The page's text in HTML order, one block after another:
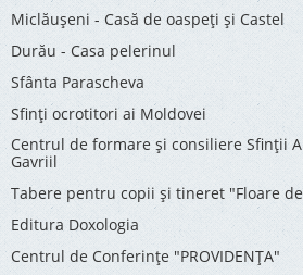
Miclăușeni - Casă de oaspeţi şi Castel
Durău - Casa pelerinul
Sfânta Parascheva
Sfinți ocrotitori ai Moldovei
Centrul de formare și consiliere Sfinții
Gavriil
Tabere pentru copii şi tineret "Floare
Editura Doxologia
Centrul de Conferinţe "PROVIDENŢA"